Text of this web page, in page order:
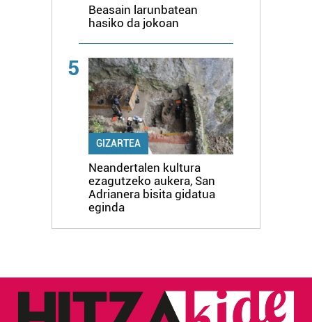
Beasain larunbatean
hasiko da jokoan
5
GIZARTEA
Neandertalen kultura
ezagutzeko aukera, San
Adrianera bisita gidatua
eginda